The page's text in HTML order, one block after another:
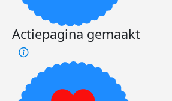
Actiepagina gemaakt